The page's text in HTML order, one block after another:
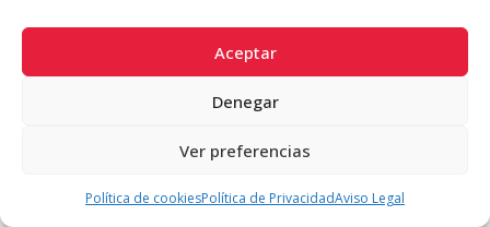
Aceptar
Denegar
Ver preferencias
Política de cookiesPolítica de PrivacidadAviso Legal